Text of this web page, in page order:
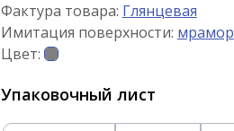
Фактура товара: Глянцевая
Имитация поверхности: мрамор
Цвет:
Упаковочный лист